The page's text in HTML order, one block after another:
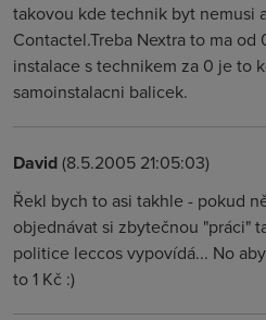
takovou kde technik byt nemusi
Contactel.Treba Nextra to ma
instalace s technikem za 0 je to
samoinstalacni balicek.
David(8.5.2005 21:05:03)
Řekl bych to asi takhle - pokud
objednávat si zbytečnou "práci"
politice leccos vypovídá... No
to 1 Kč :)